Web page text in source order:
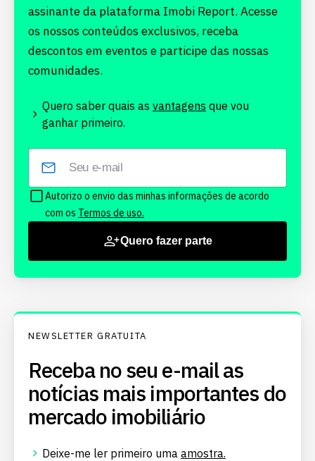
assinante da plataforma Imobi Report. Acesse
os nossos conteúdos exclusivos, receba
descontos em eventos e participe das nossas
comunidades.
Quero saber quais as vantagens que vou
ganhar primeiro.
Autorizo o envio das minhas informações de acordo
com os Termos de uso.
Quero fazer parte
NEWSLETTER GRATUITA
Receba no seu e-mail as
notícias mais importantes do
mercado imobiliário
Deixe-me ler primeiro uma amostra.